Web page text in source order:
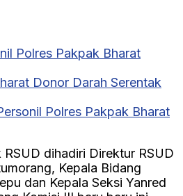
Polres Pakpak Bharat
Donor Darah Serentak
Polres Pakpak Bharat
dihadiri Direktur RSUD
Kepala Bidang
dan Kepala Seksi Yanred